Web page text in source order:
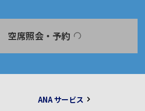
空席照会・予約
ANA サービス